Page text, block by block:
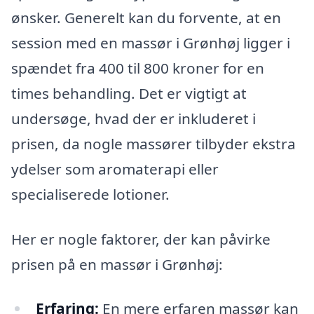
ønsker. Generelt kan du forvente, at en
session med en massør i Grønhøj ligger i
spændet fra 400 til 800 kroner for en
times behandling. Det er vigtigt at
undersøge, hvad der er inkluderet i
prisen, da nogle massører tilbyder ekstra
ydelser som aromaterapi eller
specialiserede lotioner.
Her er nogle faktorer, der kan påvirke
prisen på en massør i Grønhøj:
Erfaring: En mere erfaren massør kan